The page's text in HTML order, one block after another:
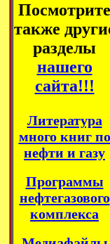
Посмотрите
также
разделы
нашего
сайта!!!
Литература
много книг по
нефти и газу
Программы
нефтегазового
комплекса